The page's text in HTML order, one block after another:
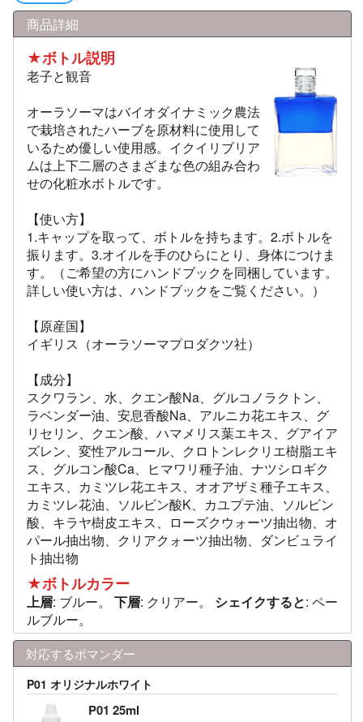
商品詳細
★ボトル説明
老子と観音
オーラソーマはバイオダイナミック農法
で栽培されたハーブを原材料に使用して
いるため優しい使用感。イクイリブリア
ムは上下二層のさまざまな色の組み合わ
せの化粧水ボトルです。
【使い方】
1.キャップを取って、ボトルを持ちます。2.ボトルを
振ります。3.オイルを手のひらにとり、身体につけま
す。（ご希望の方にハンドブックを同梱しています。
詳しい使い方は、ハンドブックをご覧ください。）
【原産国】
イギリス（オーラソーマプロダクツ社）
【成分】
スクワラン、水、クエン酸Na、グルコノラクトン、
ラベンダー油、安息香酸Na、アルニカ花エキス、グ
リセリン、クエン酸、ハマメリス葉エキス、グアイア
ズレン、変性アルコール、クロトンレクリエ樹脂エキ
ス、グルコン酸Ca、ヒマワリ種子油、ナツシロギク
エキス、カミツレ花エキス、オオアザミ種子エキス、
カミツレ花油、ソルビン酸K、カユプテ油、ソルビン
酸、キラヤ樹皮エキス、ローズクウォーツ抽出物、オ
パール抽出物、クリアクォーツ抽出物、ダンビュライ
ト抽出物
★ボトルカラー
上層: ブルー。 下層: クリアー。 シェイクすると: ペー
ルブルー。
対応するポマンダー
P01 オリジナルホワイト
P01 25ml